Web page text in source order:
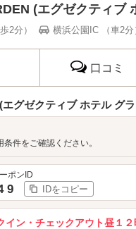
(エグゼクティブ
2分） 横浜公園IC （車2分
口コミ
グゼクティブ ホテル グ
件をご確認ください。
ポンID
IDをコピー
イン・チェックアウト昼１